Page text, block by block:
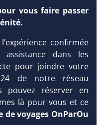
vous faire passer
confirmée
dans les
pour joindre votre
de notre réseau
pouvez réserver en
là pour vous et ce
de voyages OnParOu